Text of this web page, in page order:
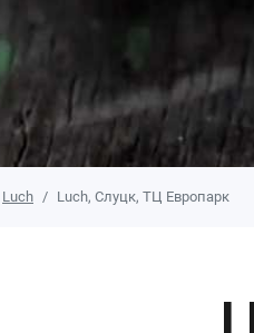
Luch Luch, Слуцк, ТЦ Европарк